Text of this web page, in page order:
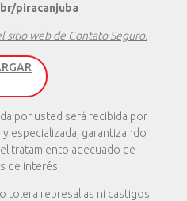
piracanjuba
sitio web de Contato Seguro.
por usted será recibida por
especializada, garantizando
tratamiento adecuado de
de interés.
tolera represalias ni castigos